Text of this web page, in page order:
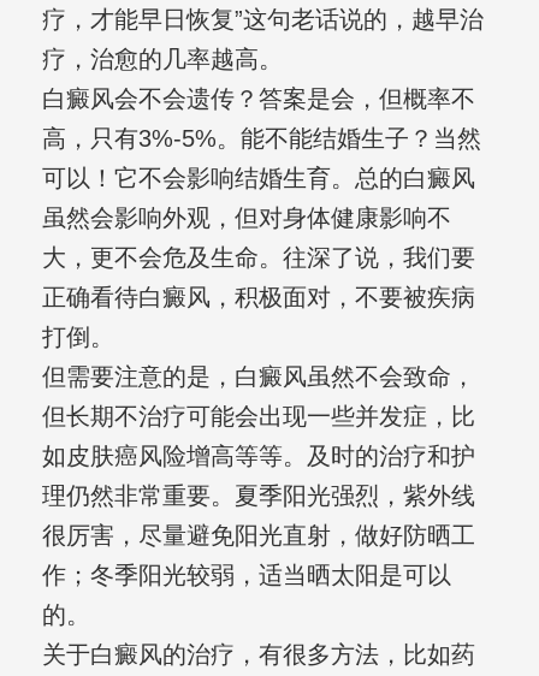
疗，才能早日恢复”这句老话说的，越早治
疗，治愈的几率越高。
白癜风会不会遗传？答案是会，但概率不
高，只有3%-5%。能不能结婚生子？当然
可以！它不会影响结婚生育。总的白癜风
虽然会影响外观，但对身体健康影响不
大，更不会危及生命。往深了说，我们要
正确看待白癜风，积极面对，不要被疾病
打倒。
但需要注意的是，白癜风虽然不会致命，
但长期不治疗可能会出现一些并发症，比
如皮肤癌风险增高等等。及时的治疗和护
理仍然非常重要。夏季阳光强烈，紫外线
很厉害，尽量避免阳光直射，做好防晒工
作；冬季阳光较弱，适当晒太阳是可以
的。
关于白癜风的治疗，有很多方法，比如药